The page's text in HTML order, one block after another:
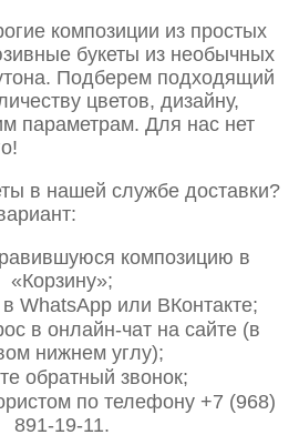
композиции из простых
букеты из необычных
Подберем подходящий
цветов, дизайну,
параметрам. Для нас нет
в нашей службе доставки?
композицию в
«Корзину»;
WhatsApp или ВКонтакте;
в онлайн-чат на сайте (в
нижнем углу);
обратный звонок;
по телефону +7 (968)
891-19-11.